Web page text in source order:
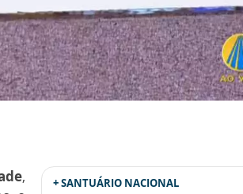
,
+ SANTUÁRIO NACIONAL